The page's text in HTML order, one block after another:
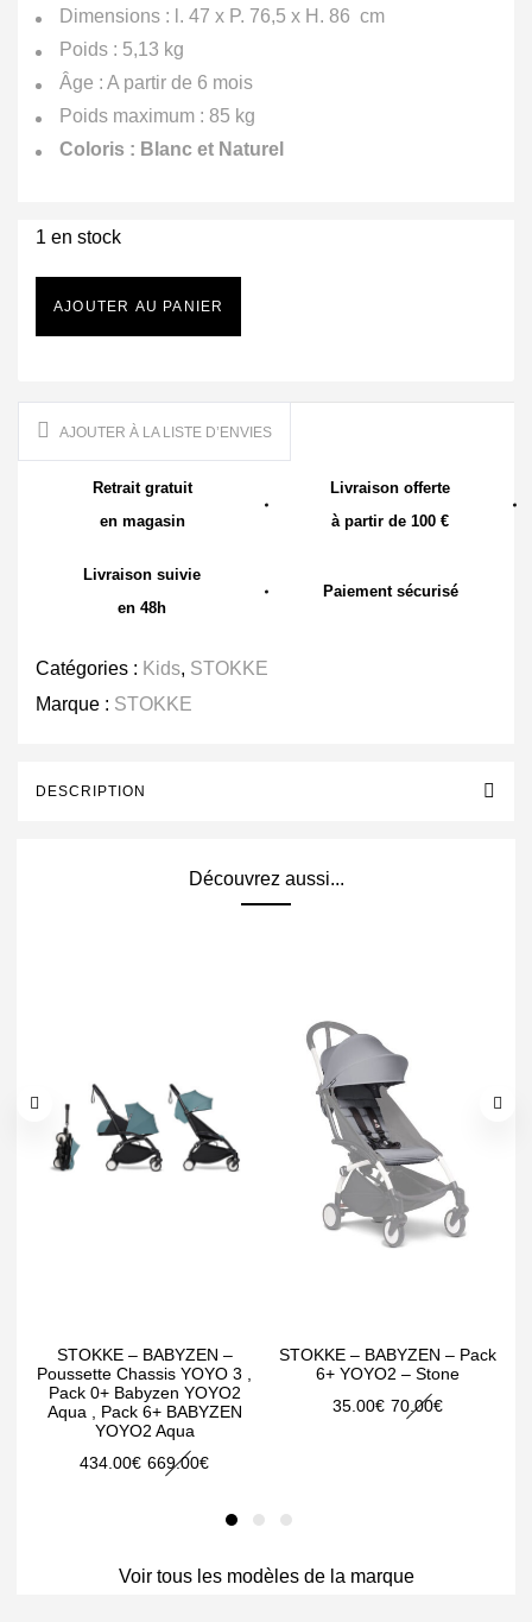
Dimensions : l. 47 x P. 76,5 x H. 86 cm
Poids : 5,13 kg
Âge : A partir de 6 mois
Poids maximum : 85 kg
Coloris : Blanc et Naturel
1 en stock
AJOUTER AU PANIER
AJOUTER À LA LISTE D’ENVIES
Retrait gratuit
en magasin
Livraison offerte
à partir de 100 €
Livraison suivie
en 48h
Paiement sécurisé
Catégories : Kids, STOKKE
Marque : STOKKE
DESCRIPTION
Découvrez aussi...
STOKKE – BABYZEN –
Poussette Chassis YOYO 3 ,
Pack 0+ Babyzen YOYO2
Aqua , Pack 6+ BABYZEN
YOYO2 Aqua
669.00€
Le
434.00€ Le
STOKKE – BABYZEN – Pack
6+ YOYO2 – Stone
70.00€
Le
35.00€ Le
Voir tous les modèles de la marque